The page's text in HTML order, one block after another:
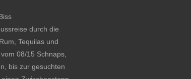
durch die
Tequilas und
08/15 Schnaps,
bis zur gesuchten